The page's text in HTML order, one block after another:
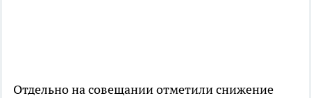
Отдельно на совещании отметили снижение